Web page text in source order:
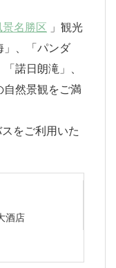
景名勝区 」観光
」、「パンダ
諾日朗滝」、
自然景観をご満
をご利用いた
酒店